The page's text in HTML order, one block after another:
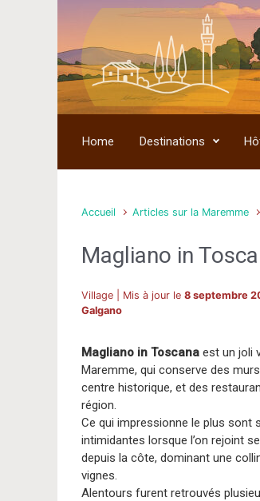
Skip to main content
Home Destinations
Accueil Articles sur la Maremme
Magliano in
Village | Mis à jour le 8 septembre
Galgano
Magliano in Toscana est un joli
Maremme, qui conserve des
centre historique, et des
région.
Ce qui impressionne le plus sont
intimidantes lorsque l’on rejoint
depuis la côte, dominant une
vignes.
Alentours furent retrouvés